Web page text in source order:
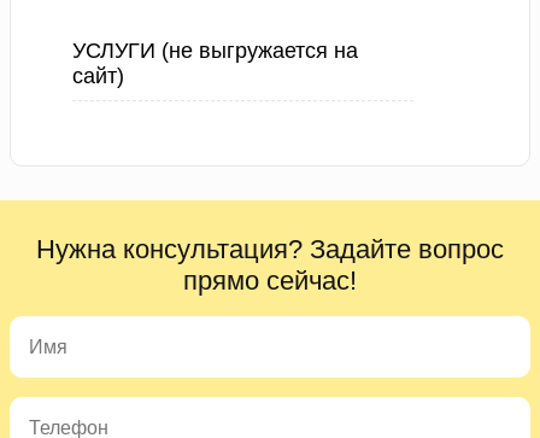
УСЛУГИ (не выгружается на
сайт)
Нужна консультация? Задайте вопрос
прямо сейчас!